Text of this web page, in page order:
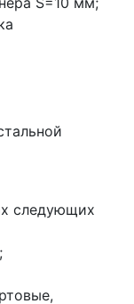
следующих